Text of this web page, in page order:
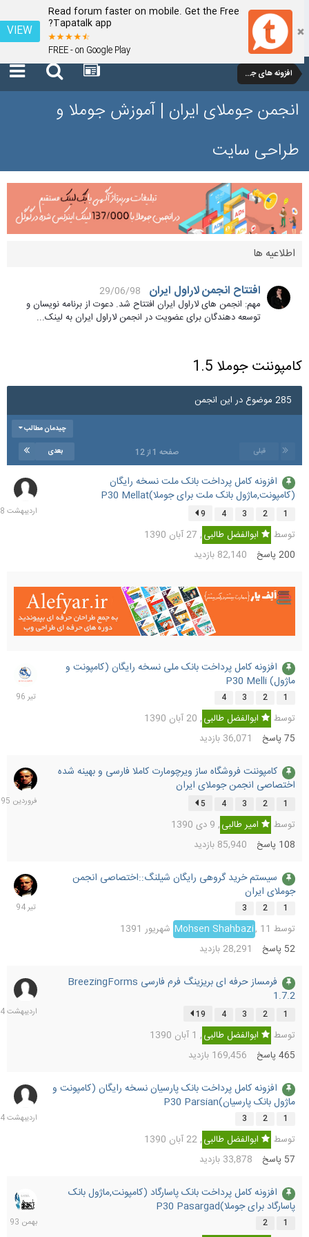
Read forum faster on mobile. Get the Free
Tapatalk app?
FREE - on Google Play
VIEW
افزونه های جوملا 1.5
انجمن جوملای ایران | آموزش جوملا و
طراحی سایت
اطلاعیه ها
افتتاح انجمن لاراول ایران
29/06/98
مهم: انجمن های لاراول ایران افتتاح شد. دعوت از برنامه نویسان و
توسعه دهندگان برای عضویت در انجمن لاراول ایران به لینک...
کامپوننت جوملا 1.5
285 موضوع در این انجمن
چیدمان مطالب
قبلی بعدی صفحه 1 از 12
افزونه کامل پرداخت بانک ملت نسخه رایگان
(کامپونت,ماژول بانک ملت برای جوملا)P30 Mellat
توسط ابوالفضل طالبی,27 آبان 1390
200پاسخ 82,140 بازدید
5
افزونه کامل پرداخت بانک ملی نسخه رایگان (کامپونت و
ماژول) P30 Melli
توسط ابوالفضل طالبی,20 آبان 1390
75 پاسخ 36,071 بازدید
کامپوننت فروشگاه ساز ویرچومارت کاملا فارسی و بهینه شده
اختصاصی انجمن جوملای ایران
توسط امیر طالبی,9 دی 1390
108 پاسخ 85,940 بازدید
31
سیستم خرید گروهی رایگان شیلنگ::اختصاصی انجمن
جوملای ایران
توسط Mohsen Shahbazi ,11 شهریور 1391
52 پاسخ 28,291بازدید
20
تیر
فرمساز حرفه ای بریزینگ فرم فارسی BreezingForms
1.7.2
19
توسط ابوالفضل طالبی,1 آبان 1390
465پاسخ 169,456 بازدید
6
افزونه کامل پرداخت بانک پارسیان نسخه رایگان (کامپونت و
ماژول بانک پارسیان)P30 Parsian
توسط ابوالفضل طالبی,22 آبان 1390
57 پاسخ 33,878 بازدید
5
افزونه کامل پرداخت بانک پاسارگاد (کامپونت,ماژول بانک
پاسارگاد برای جوملا)P30 Pasargad
8
بهمن